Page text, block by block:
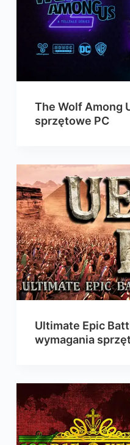
The Wolf Among
sprzętowe PC
Ultimate Epic
wymagania